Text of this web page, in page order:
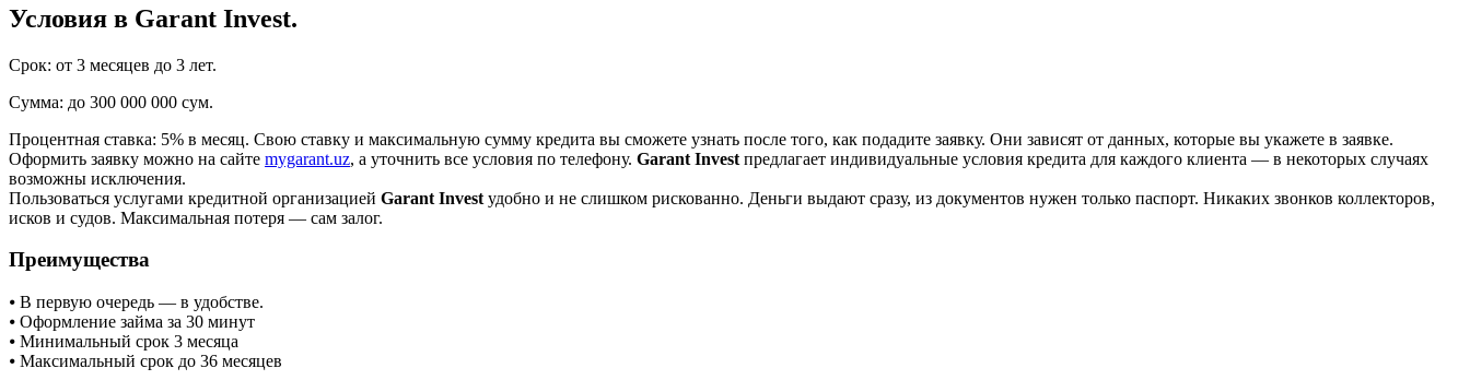
Условия в Garant Invest.
Срок: от 3 месяцев до 3 лет.
Сумма: до 300 000 000 сум.
Процентная ставка: 5% в месяц. Свою ставку и максимальную сумму кредита вы сможете узнать после того, как подадите заявку. Они зависят от данных, которые вы укажете в заявке.
Оформить заявку можно на сайте mygarant.uz, а уточнить все условия по телефону. Garant Invest предлагает индивидуальные условия кредита для каждого клиента — в некоторых случаях
возможны исключения.
Пользоваться услугами кредитной организацией Garant Invest удобно и не слишком рискованно. Деньги выдают сразу, из документов нужен только паспорт. Никаких звонков коллекторов,
исков и судов. Максимальная потеря — сам залог.
Преимущества
⦁ В первую очередь — в удобстве.
⦁ Оформление займа за 30 минут
⦁ Минимальный срок 3 месяца
⦁ Максимальный срок до 36 месяцев